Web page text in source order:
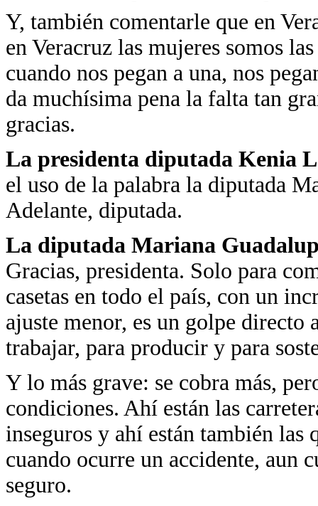
Y, también comentarle que en
en Veracruz las mujeres somos
cuando nos pegan a una, nos
da muchísima pena la falta tan
gracias.
La presidenta diputada Kenia
el uso de la palabra la diputada
Adelante, diputada.
La diputada Mariana
Gracias, presidenta. Solo para
casetas en todo el país, con un
ajuste menor, es un golpe directo
trabajar, para producir y para
Y lo más grave: se cobra más,
condiciones. Ahí están las
inseguros y ahí están también las
cuando ocurre un accidente, aun
seguro.